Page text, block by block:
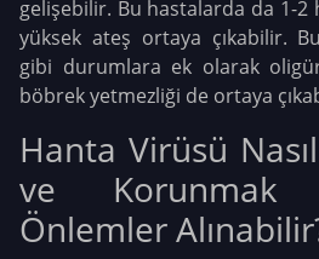
gelişebilir. Bu hastalarda da 1-
yüksek ateş ortaya çıkabilir.
gibi durumlara ek olarak
böbrek yetmezliği de ortaya
Hanta Virüsü
ve Korunmak
Önlemler